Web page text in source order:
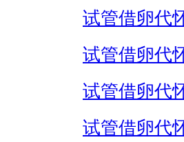
试管借卵代
试管借卵代
试管借卵代
试管借卵代